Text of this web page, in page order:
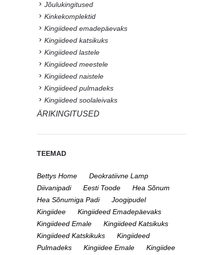
Jõulukingitused
Kinkekomplektid
Kingiideed emadepäevaks
Kingiideed katsikuks
Kingiideed lastele
Kingiideed meestele
Kingiideed naistele
Kingiideed pulmadeks
Kingiideed soolaleivaks
ÄRIKINGITUSED
TEEMAD
Bettys Home
Deokratiivne Lamp
Diivanipadi
Eesti Toode
Hea Sõnum
Hea Sõnumiga Padi
Joogipudel
Kingiidee
Kingiideed Emadepäevaks
Kingiideed Emale
Kingiideed Katsikuks
Kingiideed Katskikuks
Kingiideed
Pulmadeks
Kingiidee Emale
Kingiidee